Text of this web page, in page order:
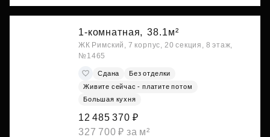
1-комнатная, 38.1м²
ЖК Римский, 7 корпус, 20 секция, 8 этаж,
№1465
Сдана
Без отделки
Живите сейчас - платите потом
Большая кухня
12 485 370 ₽
327 700 ₽ за м²